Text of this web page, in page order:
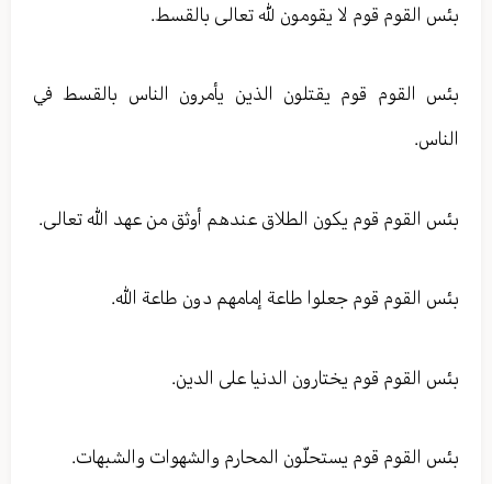
بئس القوم قوم لا يقومون لله تعالی بالقسط.
بئس القوم قوم يقتلون الذين يأمرون الناس بالقسط في
الناس.
بئس القوم قوم يكون الطلاق عندهم أوثق من عهد الله تعالی.
بئس القوم قوم جعلوا طاعة إمامهم دون طاعة الله.
بئس القوم قوم يختارون الدنيا على الدين.
بئس القوم قوم يستحلّون المحارم والشهوات والشبهات.